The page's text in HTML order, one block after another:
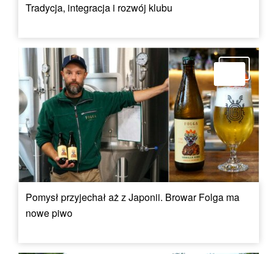
Tradycja, integracja i rozwój klubu
Pomysł przyjechał aż z Japonii. Browar Folga ma
nowe piwo